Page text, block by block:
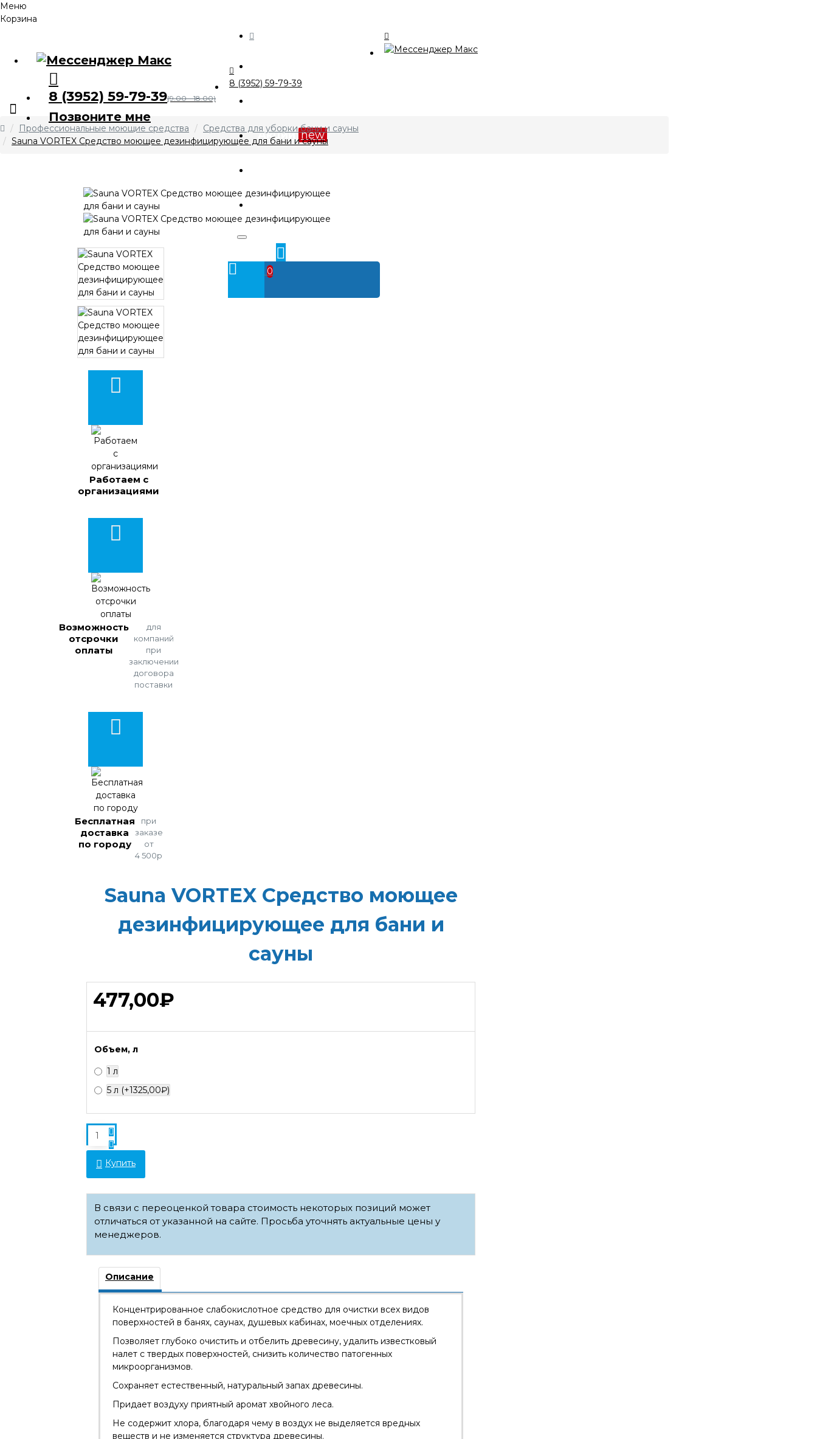
Меню
Корзина
8 (3952) 59-79-39(9.00 - 18.00)
Позвоните мне
Акции new
0
8 (3952) 59-79-39
Профессиональные моющие средства
Средства для уборки бани и сауны
Sauna VORTEX Средство моющее дезинфицирующее для бани и сауны
Работаем с
организациями
Возможность
отсрочки
оплаты
для
компаний
при
заключении
договора
поставки
Бесплатная
доставка
по городу
при
заказе
от
4 500р
Sauna VORTEX Средство моющее
дезинфицирующее для бани и
сауны
477,00₽
Объем, л
1 л
5 л (+1325,00₽)
Купить
В связи с переоценкой товара стоимость некоторых позиций может
отличаться от указанной на сайте. Просьба уточнять актуальные цены у
менеджеров.
Описание
Концентрированное слабокислотное средство для очистки всех видов
поверхностей в банях, саунах, душевых кабинах, моечных отделениях.
Позволяет глубоко очистить и отбелить древесину, удалить известковый
налет с твердых поверхностей, снизить количество патогенных
микроорганизмов.
Сохраняет естественный, натуральный запах древесины.
Придает воздуху приятный аромат хвойного леса.
Не содержит хлора, благодаря чему в воздух не выделяется вредных
веществ и не изменяется структура древесины.